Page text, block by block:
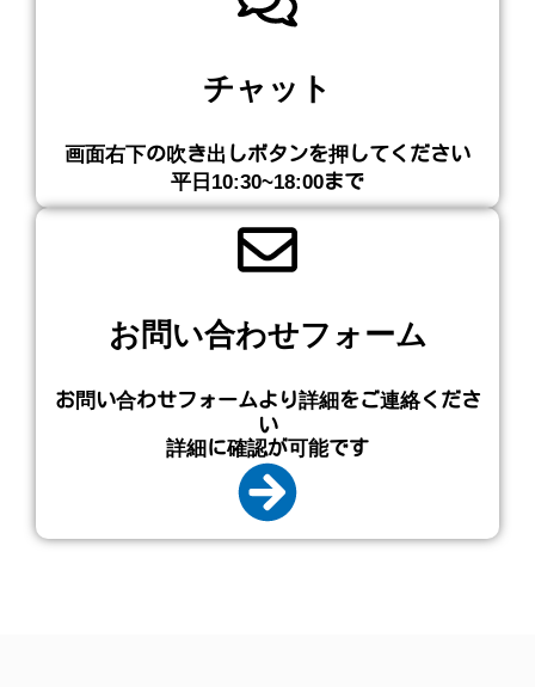
チャット
画面右下の吹き出しボタンを押してください​
平日10:30~18:00まで
お問い合わせフォーム
お問い合わせフォームより詳細をご連絡くださ
い
詳細に確認が可能です